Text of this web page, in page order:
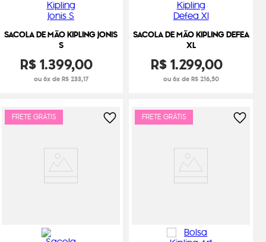
SACOLA DE MÃO KIPLING JONIS
S
R$1.399,00
ou 6x de R$ 233,17
SACOLA DE MÃO KIPLING DEFEA
XL
R$1.299,00
ou 6x de R$ 216,50
FRETE GRÁTIS FRETE GRÁTIS